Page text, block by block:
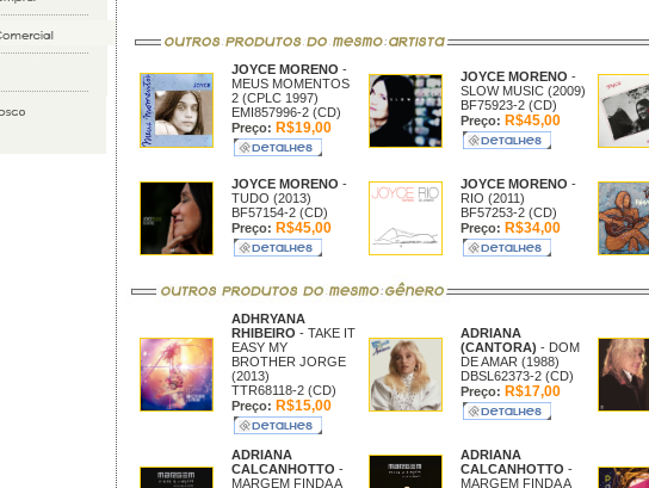
JOYCE MORENO -
MEUS MOMENTOS
2 (CPLC 1997)
EMI857996-2 (CD)
Preço: R$19,00
JOYCE MORENO -
SLOW MUSIC (2009)
BF75923-2 (CD)
Preço: R$45,00
JOYCE MORENO -
TUDO (2013)
BF57154-2 (CD)
Preço: R$45,00
JOYCE MORENO -
RIO (2011)
BF57253-2 (CD)
Preço: R$34,00
ADHRYANA
RHIBEIRO - TAKE IT
EASY MY
BROTHER JORGE
(2013)
TTR68118-2 (CD)
Preço: R$15,00
ADRIANA
(CANTORA) - DOM
DE AMAR (1988)
DBSL62373-2 (CD)
Preço: R$17,00
ADRIANA
CALCANHOTTO -
MARGEM FINDA A
ADRIANA
CALCANHOTTO -
MARGEM FINDA A